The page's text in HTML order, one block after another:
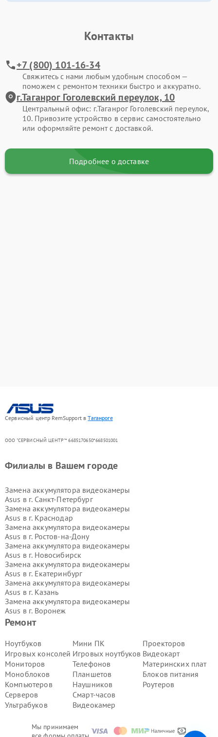
Контакты
+7 (800) 101-16-34
Свяжитесь с нами любым удобным способом —
поможем с ремонтом техники быстро и аккуратно.
г.Таганрог Гоголевский переулок, 10
Центральный офис: г.Таганрог Гоголевский переулок,
10. Привозите устройство в сервис самостоятельно
или оформляйте ремонт с доставкой.
Подробнее о доставке
Сервисный центр RemSupport вТаганроге
ООО "СЕРВИСНЫЙ ЦЕНТР"* 6685170650*668501001
Мы принимаем
Ремонт
Ноутбуков
Игровых консолей
Мониторов
Моноблоков
Компьютеров
Серверов
Ультрабуков
Мини ПК
Игровых ноутбуков
Телефонов
Планшетов
Наушников
Смарт-часов
Видеокамер
Проекторов
Видеокарт
Материнских плат
Блоков питания
Роутеров
Филиалы в Вашем городе
Замена аккумулятора видеокамеры
Asus в г. Санкт-Петербург
Замена аккумулятора видеокамеры
Asus в г. Краснодар
Замена аккумулятора видеокамеры
Asus в г. Ростов-на-Дону
Замена аккумулятора видеокамеры
Asus в г. Новосибирск
Замена аккумулятора видеокамеры
Asus в г. Екатеринбург
Замена аккумулятора видеокамеры
Asus в г. Казань
Замена аккумулятора видеокамеры
Asus в г. Воронеж
Замена аккумулятора видеокамеры
Замена аккумулятора видеокамеры
Asus в г.Самара
Замена аккумулятора видеокамеры
Asus в г.Пермь
Замена аккумулятора видеокамеры
Asus в г.Красноярск
Замена аккумулятора видеокамеры
Asus в г.Ижевск
Asus в г. Челябинск
Замена аккумулятора видеокамеры